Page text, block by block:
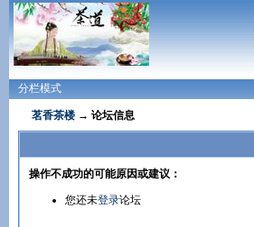
分栏模式
茗香茶楼 → 论坛信息
操作不成功的可能原因或建议：
您还未登录论坛